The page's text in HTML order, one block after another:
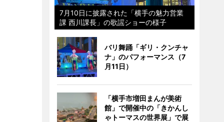
7月10日に披露された「横手の魅力営業
課 西川課長」の歌謡ショーの様子
バリ舞踊「ギリ・クンチャ
ナ」のパフォーマンス（7
月11日）
「横手市増田まんが美術
館」で開催中の「きかんし
ゃトーマスの世界展」で展